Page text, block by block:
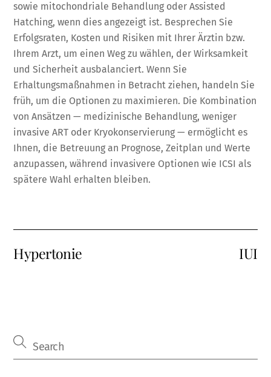
sowie mitochondriale Behandlung oder Assisted
Hatching, wenn dies angezeigt ist. Besprechen Sie
Erfolgsraten, Kosten und Risiken mit Ihrer Ärztin bzw.
Ihrem Arzt, um einen Weg zu wählen, der Wirksamkeit
und Sicherheit ausbalanciert. Wenn Sie
Erhaltungsmaßnahmen in Betracht ziehen, handeln Sie
früh, um die Optionen zu maximieren. Die Kombination
von Ansätzen — medizinische Behandlung, weniger
invasive ART oder Kryokonservierung — ermöglicht es
Ihnen, die Betreuung an Prognose, Zeitplan und Werte
anzupassen, während invasivere Optionen wie ICSI als
spätere Wahl erhalten bleiben.
Hypertonie IUI